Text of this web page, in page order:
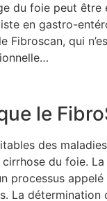
du foie peut être
en gastro-
Fibroscan, qui
le
des
du foie.
processus
La détermination